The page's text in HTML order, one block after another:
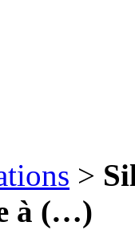
>
à (…)